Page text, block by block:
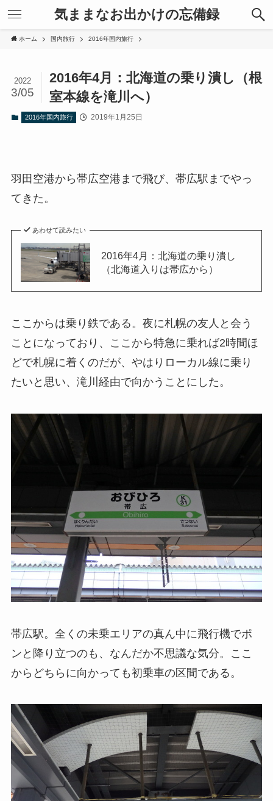
気ままなお出かけの忘備録
ホーム 国内旅行 2016年国内旅行
2016年4月：北海道の乗り潰し（根
室本線を滝川へ）
2022
3/05
2016年国内旅行 2019年1月25日
羽田空港から帯広空港まで飛び、帯広駅までやっ
てきた。
あわせて読みたい
2016年4月：北海道の乗り潰し
（北海道入りは帯広から）
ここからは乗り鉄である。夜に札幌の友人と会う
ことになっており、ここから特急に乗れば2時間ほ
どで札幌に着くのだが、やはりローカル線に乗り
たいと思い、滝川経由で向かうことにした。
帯広駅。全くの未乗エリアの真ん中に飛行機でポ
ンと降り立つのも、なんだか不思議な気分。ここ
からどちらに向かっても初乗車の区間である。